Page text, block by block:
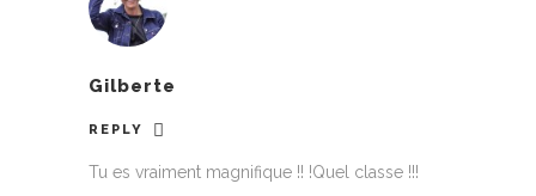
Gilberte
REPLY
Tu es vraiment magnifique !! !Quel classe !!!